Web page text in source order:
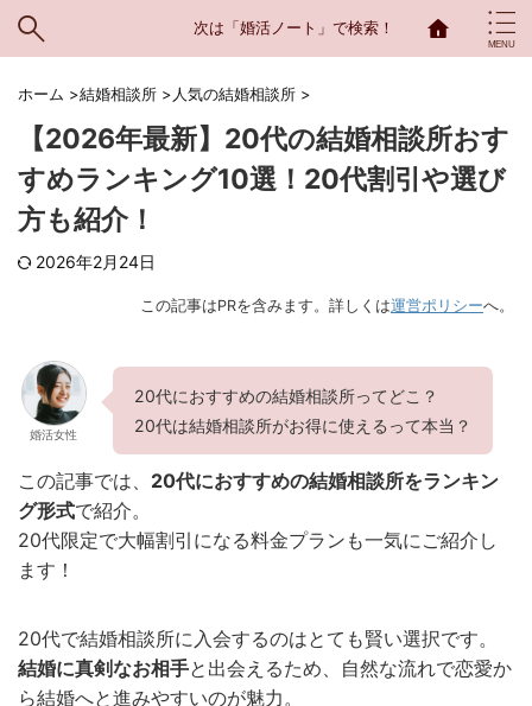
次は「婚活ノート」で検索！
ホーム >結婚相談所 > 人気の結婚相談所 >
【2026年最新】20代の結婚相談所おす
すめランキング10選！20代割引や選び
方も紹介！
2026年2月24日
この記事はPRを含みます。詳しくは運営ポリシーへ。
婚活女性
20代におすすめの結婚相談所ってどこ？
20代は結婚相談所がお得に使えるって本当？
この記事では、 20代におすすめの結婚相談所をランキン
グ形式で紹介。
20代限定で大幅割引になる料金プランも一気にご紹介し
ます！
20代で結婚相談所に入会するのはとても賢い選択です。
結婚に真剣なお相手と出会えるため、自然な流れで恋愛か
ら結婚へと進みやすいのが魅力。